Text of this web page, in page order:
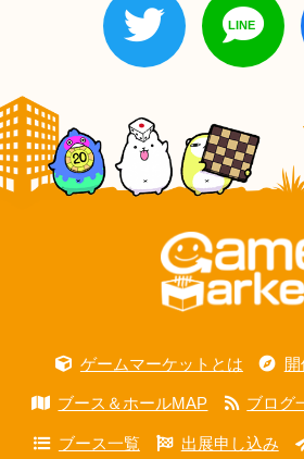
ゲームマーケットとは
ブース＆ホールMAP ブログ
ブース一覧 出展申し込み